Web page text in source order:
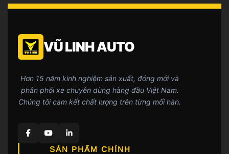
VŨ LINH AUTO
Hơn 15 năm kinh nghiệm sản xuất, đóng mới và
phân phối xe chuyên dùng hàng đầu Việt Nam.
Chúng tôi cam kết chất lượng trên từng mối hàn.
SẢN PHẨM CHÍNH